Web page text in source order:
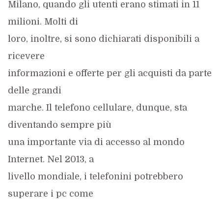
Milano, quando gli utenti erano stimati in 11
milioni. Molti di
loro, inoltre, si sono dichiarati disponibili a
ricevere
informazioni e offerte per gli acquisti da parte
delle grandi
marche. Il telefono cellulare, dunque, sta
diventando sempre più
una importante via di accesso al mondo
Internet. Nel 2013, a
livello mondiale, i telefonini potrebbero
superare i pc come